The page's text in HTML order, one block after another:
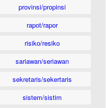
provinsi/propinsi
rapot/rapor
risiko/resiko
sariawan/seriawan
sekretaris/sekertaris
sistem/sistim